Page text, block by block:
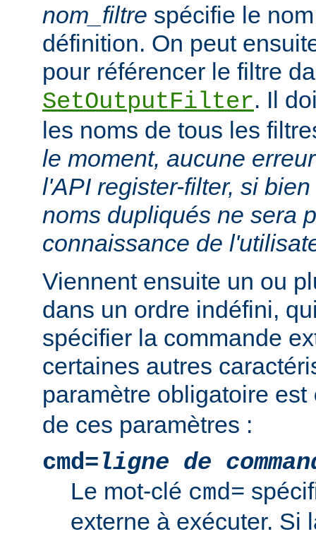
nom_filtre spécifie le
définition. On peut
pour référencer le filtre
SetOutputFilter. Il
les noms de tous les
le moment, aucune
l'API register-filter, si
noms dupliqués ne sera
connaissance de
Viennent ensuite un ou
dans un ordre indéfini,
spécifier la commande
certaines autres
paramètre obligatoire est
de ces paramètres :
cmd=ligne de
Le mot-clé cmd=
externe à exécuter. Si